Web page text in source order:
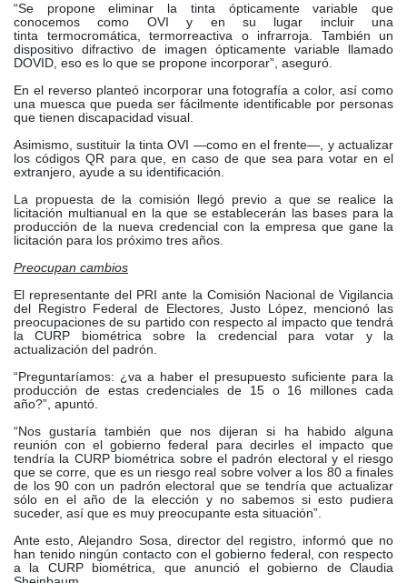
“Se propone eliminar la tinta ópticamente variable que
conocemos como OVI y en su lugar incluir una
tinta
termocromática, termorreactiva
o infrarroja. También un
dispositivo difractivo de imagen ópticamente variable llamado
DOVID, eso es lo que se propone incorporar”, aseguró.
En el reverso planteó incorporar una fotografía a color, así como
una muesca que pueda ser fácilmente identificable por personas
que tienen discapacidad visual.
Asimismo, sustituir la tinta OVI —como en el frente—, y actualizar
los códigos QR para que, en caso de que sea para votar en el
extranjero, ayude a su identificación.
La propuesta de la comisión llegó previo a que se realice la
licitación multianual en la que se establecerán las bases para la
producción de la nueva credencial con la empresa que gane la
licitación para los próximo tres años.
Preocupan cambios
El representante del PRI ante la Comisión Nacional de Vigilancia
del Registro Federal de Electores, Justo López, mencionó las
preocupaciones de su partido con respecto al impacto que tendrá
la CURP biométrica sobre la credencial para votar y la
actualización del padrón.
“Preguntaríamos: ¿va a haber el presupuesto suficiente para la
producción de estas credenciales de 15 o 16 millones cada
año?”, apuntó.
“Nos gustaría también que nos dijeran si ha habido alguna
reunión con el gobierno federal para decirles el impacto que
tendría la CURP biométrica sobre el padrón electoral y el riesgo
que se corre, que es un riesgo real sobre volver a los 80 a finales
de los 90 con un padrón electoral que se tendría que actualizar
sólo en el año de la elección y no sabemos si esto pudiera
suceder, así que es muy preocupante esta situación”.
Ante esto, Alejandro Sosa, director del registro, informó que no
han tenido ningún contacto con el gobierno federal, con respecto
a la CURP biométrica, que anunció el gobierno de Claudia